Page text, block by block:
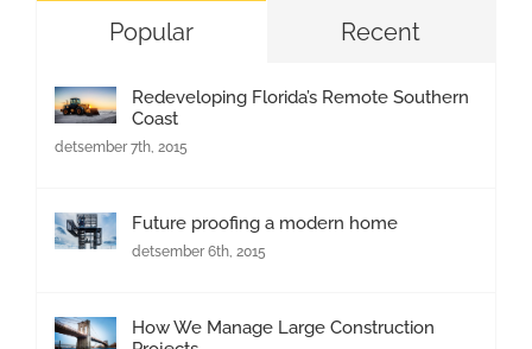
Popular Recent
Redeveloping Florida’s Remote Southern
Coast
detsember 7th, 2015
Future proofing a modern home
detsember 6th, 2015
How We Manage Large Construction